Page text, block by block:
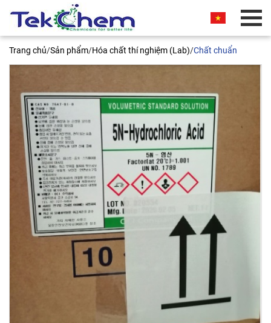
Trang chủ/Sản phẩm/Hóa chất thí nghiệm (Lab)/Chất chuẩn
BÁO GIÁ THƯƠNG MẠI
Quý khách vui lòng nhập thông tin vào các trường
thương mại sản phẩm này cho quý khách. Xin
chân thành cảm ơn!
5N Hydrochloric acid, YoungJin (1
Tên liên hệ*